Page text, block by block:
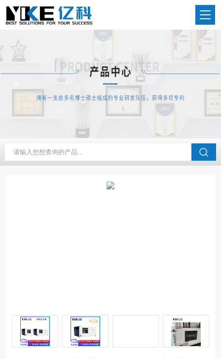
当前位置：首页 产品中心 VOC发生器